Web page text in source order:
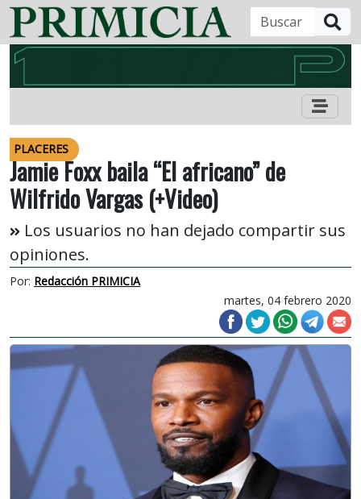
PLACERES
Jamie Foxx baila “El africano” de
Wilfrido Vargas (+Video)
Los usuarios no han dejado compartir sus
opiniones.
Por: Redacción PRIMICIA
martes, 04 febrero 2020